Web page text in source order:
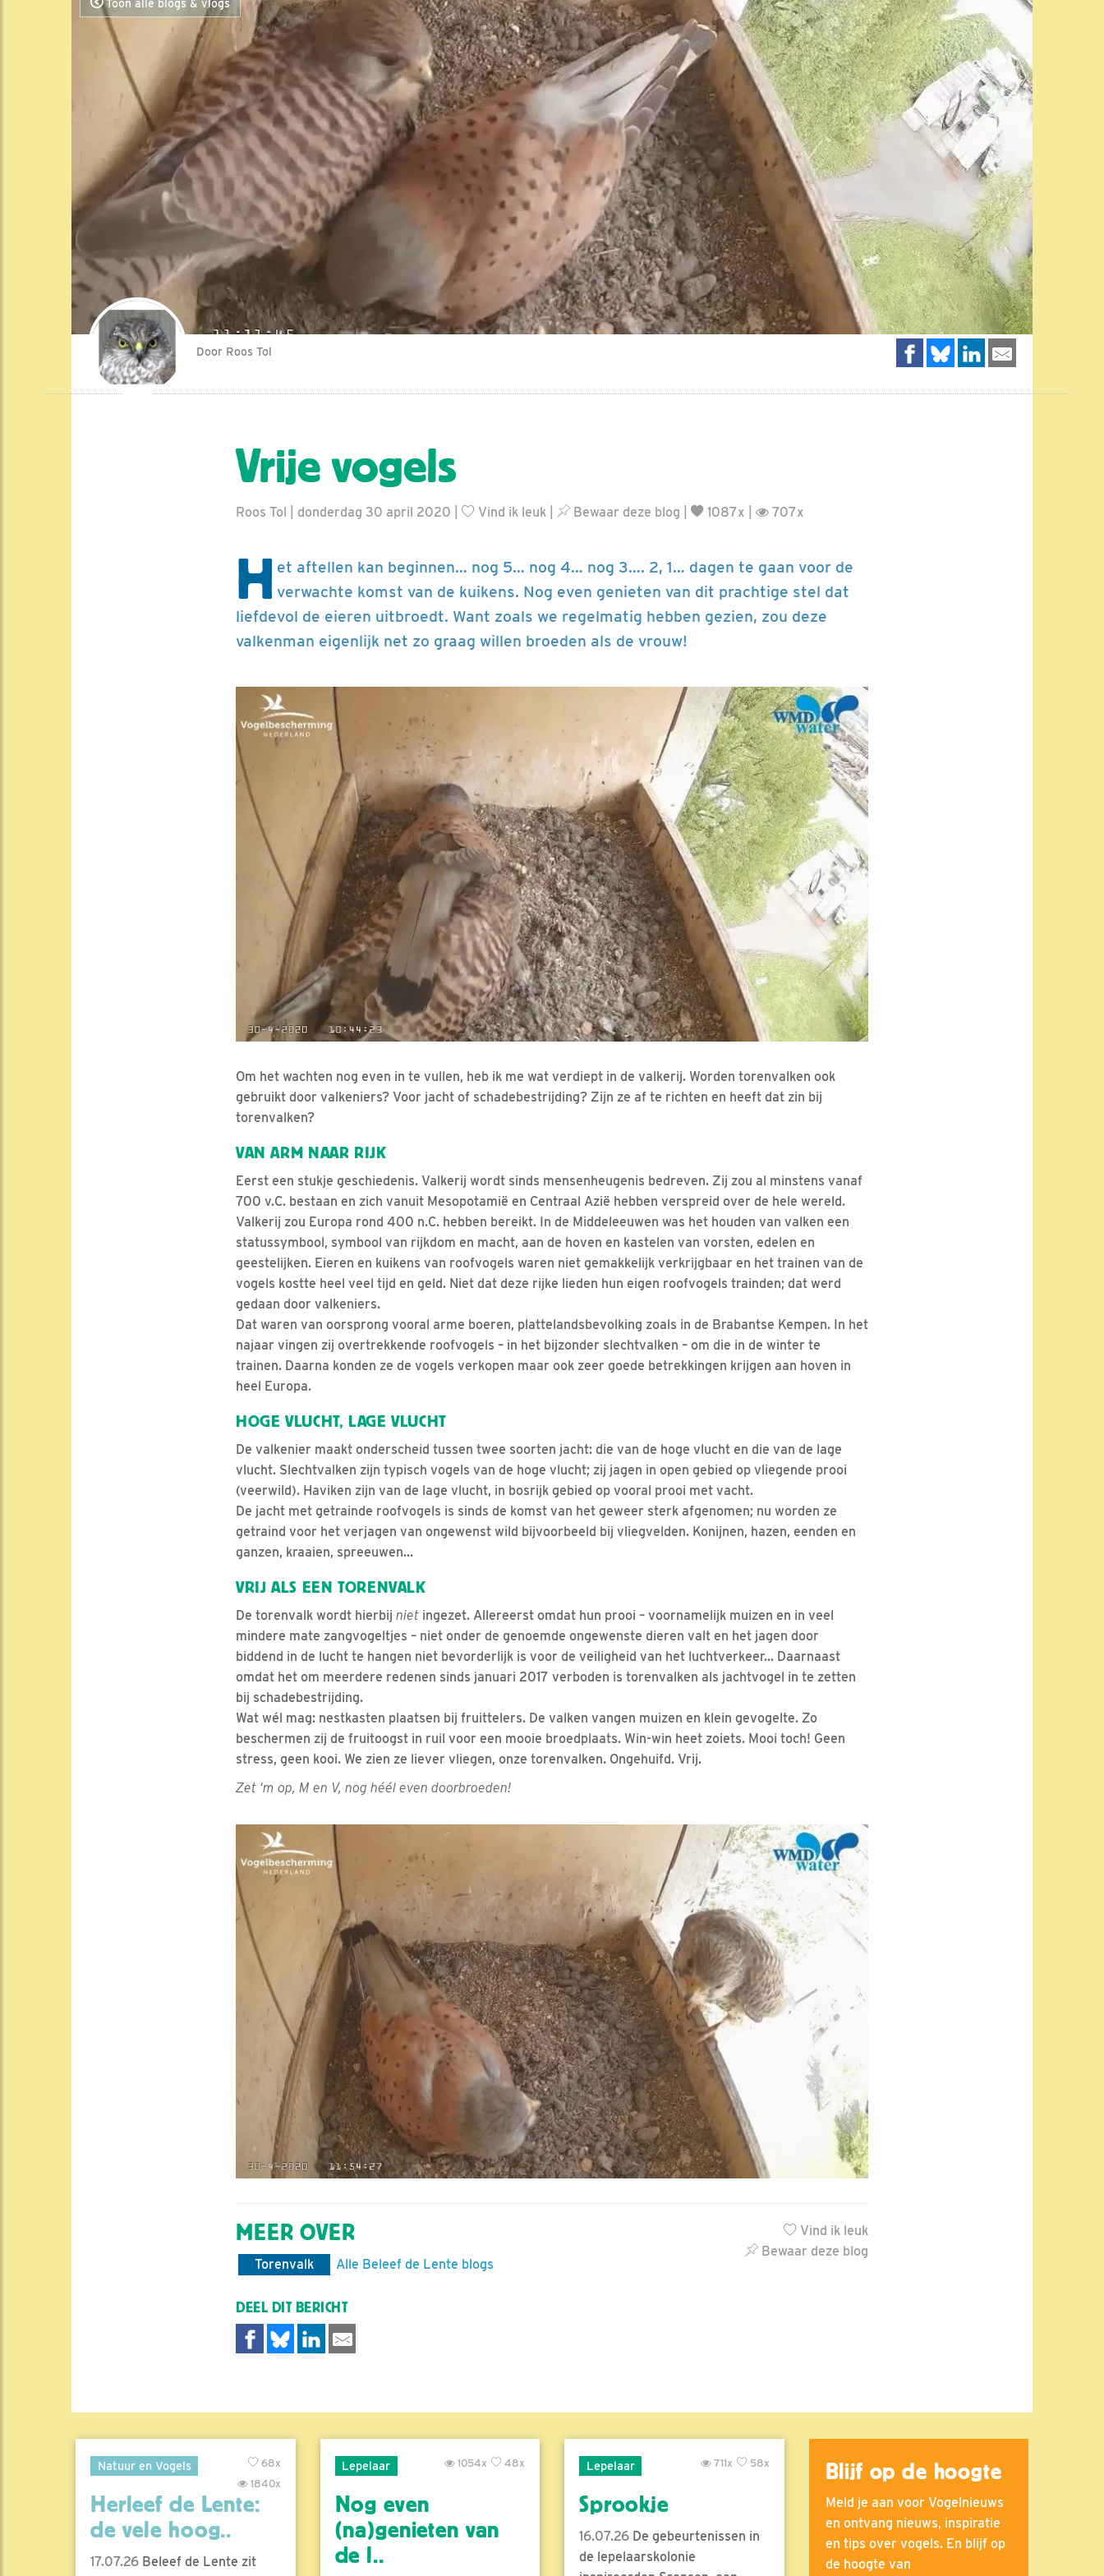
Toon alle blogs & vlogs
Door Roos Tol
Vrije vogels
Roos Tol | donderdag 30 april 2020 | Vind ik leuk Bewaar deze blog 1087x | 707x
H et aftellen kan beginnen… nog 5… nog 4… nog 3…. 2, 1… dagen te gaan voor de
verwachte komst van de kuikens. Nog even genieten van dit prachtige stel dat
liefdevol de eieren uitbroedt. Want zoals we regelmatig hebben gezien, zou deze
valkenman eigenlijk net zo graag willen broeden als de vrouw!
Om het wachten nog even in te vullen, heb ik me wat verdiept in de valkerij. Worden torenvalken ook
gebruikt door valkeniers? Voor jacht of schadebestrijding? Zijn ze af te richten en heeft dat zin bij
torenvalken?
VAN ARM NAAR RIJK
Eerst een stukje geschiedenis. Valkerij wordt sinds mensenheugenis bedreven. Zij zou al minstens vanaf
700 v.C. bestaan en zich vanuit Mesopotamië en Centraal Azië hebben verspreid over de hele wereld.
Valkerij zou Europa rond 400 n.C. hebben bereikt. In de Middeleeuwen was het houden van valken een
statussymbool, symbool van rijkdom en macht, aan de hoven en kastelen van vorsten, edelen en
geestelijken. Eieren en kuikens van roofvogels waren niet gemakkelijk verkrijgbaar en het trainen van de
vogels kostte heel veel tijd en geld. Niet dat deze rijke lieden hun eigen roofvogels trainden; dat werd
gedaan door valkeniers.
Dat waren van oorsprong vooral arme boeren, plattelandsbevolking zoals in de Brabantse Kempen. In het
najaar vingen zij overtrekkende roofvogels – in het bijzonder slechtvalken – om die in de winter te
trainen. Daarna konden ze de vogels verkopen maar ook zeer goede betrekkingen krijgen aan hoven in
heel Europa.
HOGE VLUCHT, LAGE VLUCHT
De valkenier maakt onderscheid tussen twee soorten jacht: die van de hoge vlucht en die van de lage
vlucht. Slechtvalken zijn typisch vogels van de hoge vlucht; zij jagen in open gebied op vliegende prooi
(veerwild). Haviken zijn van de lage vlucht, in bosrijk gebied op vooral prooi met vacht.
De jacht met getrainde roofvogels is sinds de komst van het geweer sterk afgenomen; nu worden ze
getraind voor het verjagen van ongewenst wild bijvoorbeeld bij vliegvelden. Konijnen, hazen, eenden en
ganzen, kraaien, spreeuwen…
VRIJ ALS EEN TORENVALK
De torenvalk wordt hierbij niet ingezet. Allereerst omdat hun prooi – voornamelijk muizen en in veel
mindere mate zangvogeltjes – niet onder de genoemde ongewenste dieren valt en het jagen door
biddend in de lucht te hangen niet bevorderlijk is voor de veiligheid van het luchtverkeer... Daarnaast
omdat het om meerdere redenen sinds januari 2017 verboden is torenvalken als jachtvogel in te zetten
bij schadebestrijding.
Wat wél mag: nestkasten plaatsen bij fruittelers. De valken vangen muizen en klein gevogelte. Zo
beschermen zij de fruitoogst in ruil voor een mooie broedplaats. Win-win heet zoiets. Mooi toch! Geen
stress, geen kooi. We zien ze liever vliegen, onze torenvalken. Ongehuifd. Vrij.
Zet ‘m op, M en V, nog héél even doorbroeden!
Vind ik leuk
Bewaar deze blog
MEER OVER
Torenvalk Alle Beleef de Lente blogs
DEEL DIT BERICHT
Natuur en Vogels
68x
1840x
Herleef de Lente:
de vele hoog..
17.07.26 Beleef de Lente zit
Lepelaar 48x
1054x
Nog even
(na)genieten van
de l..
Lepelaar 58x
711x
Sprookje
16.07.26 De gebeurtenissen in
de lepelaarskolonie
Blijf op de hoogte
Meld je aan voor Vogelnieuws
en ontvang nieuws, inspiratie
en tips over vogels. En blijf op
de hoogte van